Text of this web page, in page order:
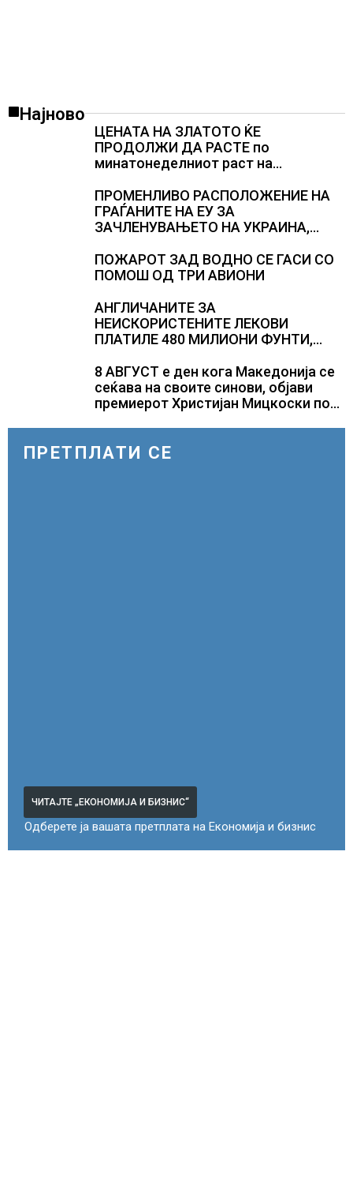
Најново
ЦЕНАТА НА ЗЛАТОТО ЌЕ
ПРОДОЛЖИ ДА РАСТЕ по
минатонеделниот раст на
ПРОМЕНЛИВО РАСПОЛОЖЕНИЕ НА
ГРАЃАНИТЕ НА ЕУ ЗА
ЗАЧЛЕНУВАЊЕТО НА УКРАИНА,
Полска, Франција и Германија
ПОЖАРОТ ЗАД ВОДНО СЕ ГАСИ СО
ПОМОШ ОД ТРИ АВИОНИ
АНГЛИЧАНИТЕ ЗА
НЕИСКОРИСТЕНИТЕ ЛЕКОВИ
ПЛАТИЛЕ 480 МИЛИОНИ ФУНТИ,
само лекови што навистина им се
потребни
8 АВГУСТ е ден кога Македонија се
сеќава на своите синови, објави
премиерот Христијан Мицкоски по
прилепски бранители
ПРЕТПЛАТИ СЕ
ЧИТАЈТЕ „ЕКОНОМИЈА И БИЗНИС“
Одберете ја вашата претплата на Економија и бизнис